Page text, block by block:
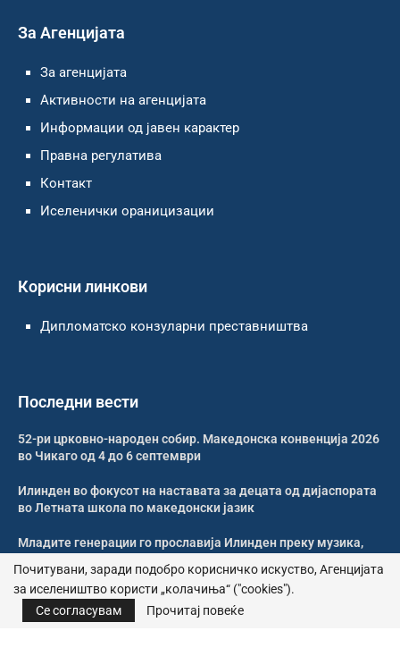
За Агенцијата
За агенцијата
Активности на агенцијата
Информации од јавен карактер
Правна регулатива
Контакт
Иселенички ораницизации
Корисни линкови
Дипломатско конзуларни преставништва
Последни вести
52-ри црковно-народен собир. Македонска конвенција 2026
во Чикаго од 4 до 6 септември
Илинден во фокусот на наставата за децата од дијаспората
во Летната школа по македонски јазик
Младите генерации го прославија Илинден преку музика,
Свечено и молитвено одбележан Илинден во Џилонг
Почитувани, заради подобро корисничко искуство, Агенцијата
за иселеништво користи „колачиња“ ("cookies").
Се согласувам
Прочитај повеќе